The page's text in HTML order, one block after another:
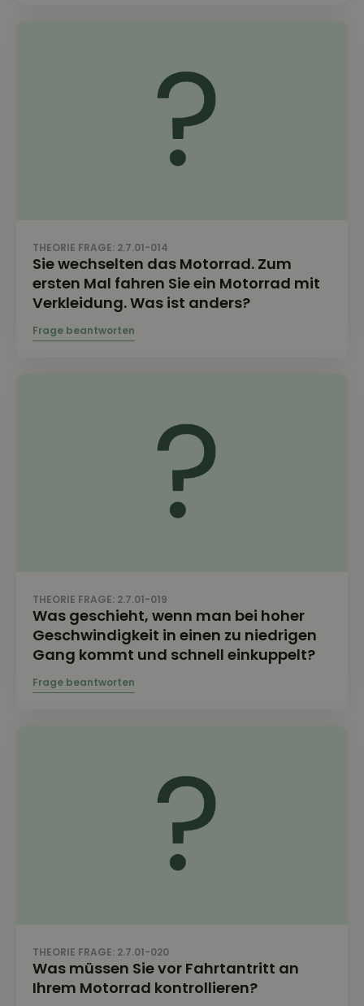
THEORIE FRAGE: 2.7.01-014
Sie wechselten das Motorrad. Zum
ersten Mal fahren Sie ein Motorrad mit
Verkleidung. Was ist anders?
THEORIE FRAGE: 2.7.01-019
Was geschieht, wenn man bei hoher
Geschwindigkeit in einen zu niedrigen
Gang kommt und schnell einkuppelt?
THEORIE FRAGE: 2.7.01-020
Was müssen Sie vor Fahrtantritt an
Ihrem Motorrad kontrollieren?